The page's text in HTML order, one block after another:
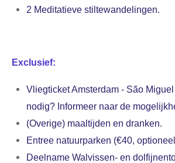
2 Meditatieve stiltewandelingen.
Exclusief:
Vliegticket Amsterdam - São
nodig? Informeer naar de
(Overige) maaltijden en dranken.
Entree natuurparken (€40,
Deelname Walvissen- en